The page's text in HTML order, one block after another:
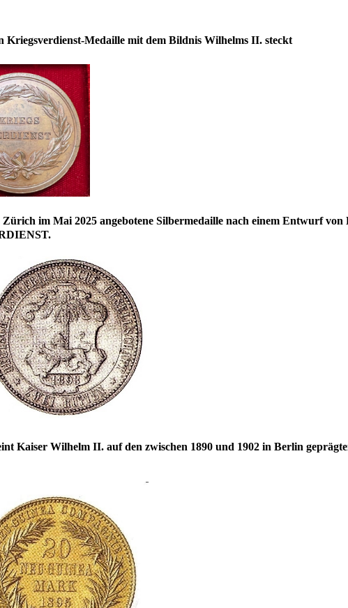
Kriegsverdienst-Medaille mit dem Bildnis Wilhelms II. steckt
im Mai 2025 angebotene Silbermedaille nach einem Entwurf
Kaiser Wilhelm II. auf den zwischen 1890 und 1902 in Berlin